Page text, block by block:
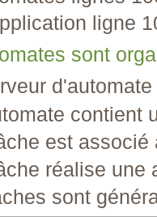
ligne
sont
contient
est
réalise une
sont